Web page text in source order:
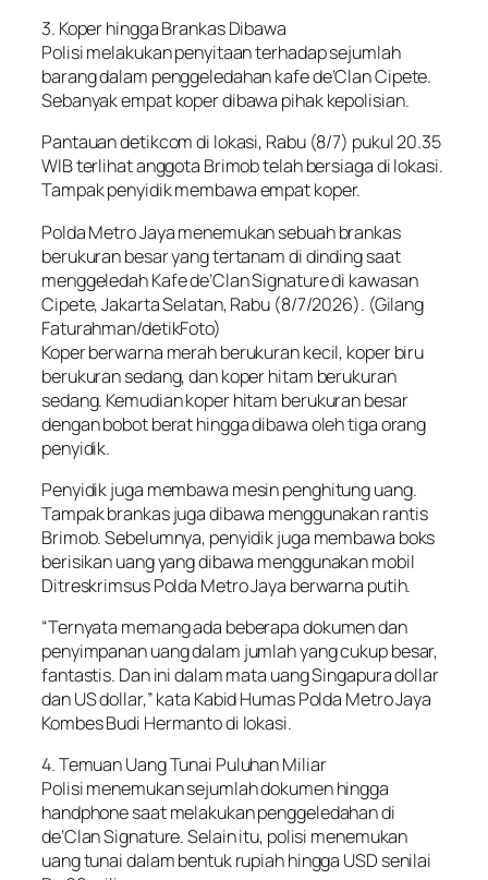
3. Koper hingga Brankas Dibawa
Polisi melakukan penyitaan terhadap sejumlah
barang dalam penggeledahan kafe de’Clan Cipete.
Sebanyak empat koper dibawa pihak kepolisian.
Pantauan detikcom di lokasi, Rabu (8/7) pukul 20.35
WIB terlihat anggota Brimob telah bersiaga di lokasi.
Tampak penyidik membawa empat koper.
Polda Metro Jaya menemukan sebuah brankas
berukuran besar yang tertanam di dinding saat
menggeledah Kafe de’Clan Signature di kawasan
Cipete, Jakarta Selatan, Rabu (8/7/2026). (Gilang
Faturahman/detikFoto)
Koper berwarna merah berukuran kecil, koper biru
berukuran sedang, dan koper hitam berukuran
sedang. Kemudian koper hitam berukuran besar
dengan bobot berat hingga dibawa oleh tiga orang
penyidik.
Penyidik juga membawa mesin penghitung uang.
Tampak brankas juga dibawa menggunakan rantis
Brimob. Sebelumnya, penyidik juga membawa boks
berisikan uang yang dibawa menggunakan mobil
Ditreskrimsus Polda Metro Jaya berwarna putih.
“Ternyata memang ada beberapa dokumen dan
penyimpanan uang dalam jumlah yang cukup besar,
fantastis. Dan ini dalam mata uang Singapura dollar
dan US dollar,” kata Kabid Humas Polda Metro Jaya
Kombes Budi Hermanto di lokasi.
4. Temuan Uang Tunai Puluhan Miliar
Polisi menemukan sejumlah dokumen hingga
handphone saat melakukan penggeledahan di
de’Clan Signature. Selain itu, polisi menemukan
uang tunai dalam bentuk rupiah hingga USD senilai